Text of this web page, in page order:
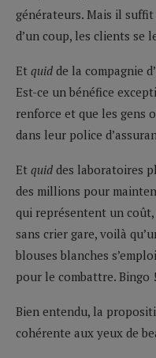
générateurs. Mais il
d’un coup, les clients se
Et quid de la compagnie
Est-ce un bénéfice
renforce et que les gens
dans leur police
Et quid des laboratoires
des millions pour
qui représentent un
sans crier gare, voilà
blouses blanches
pour le combattre.
Bien entendu, la
cohérente aux yeux de